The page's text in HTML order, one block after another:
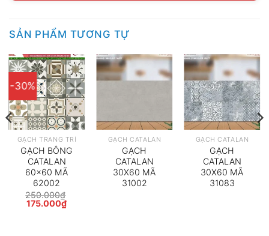
SẢN PHẨM TƯƠNG TỰ
-30%
GẠCH TRANG TRÍ
GẠCH BÔNG
CATALAN
60×60 MÃ
62002
250.000₫
Giá
175.000₫Giá
GẠCH CATALAN
GẠCH
CATALAN
30X60 MÃ
31002
GẠCH CATALAN
GẠCH
CATALAN
30X60 MÃ
31083